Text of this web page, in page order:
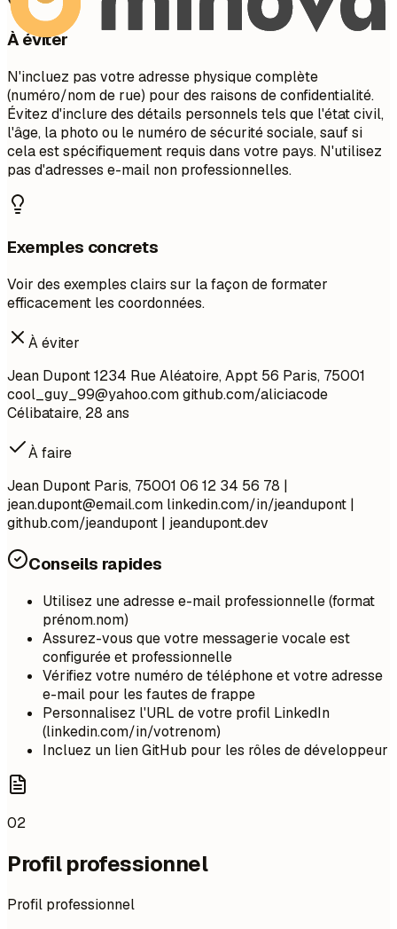
À éviter
N'incluez pas votre adresse physique complète
(numéro/nom de rue) pour des raisons de confidentialité.
Évitez d'inclure des détails personnels tels que l'état civil,
l'âge, la photo ou le numéro de sécurité sociale, sauf si
cela est spécifiquement requis dans votre pays. N'utilisez
pas d'adresses e-mail non professionnelles.
Exemples concrets
Voir des exemples clairs sur la façon de formater
efficacement les coordonnées.
À éviter
Jean Dupont 1234 Rue Aléatoire, Appt 56 Paris, 75001
cool_guy_99@yahoo.comgithub.com/aliciacode
Célibataire, 28 ans
À faire
Jean Dupont Paris, 75001 06 12 34 56 78 |
jean.dupont@email.com linkedin.com/in/jeandupont |
github.com/jeandupont | jeandupont.dev
Conseils rapides
Utilisez une adresse e-mail professionnelle (format
prénom.nom)
Assurez-vous que votre messagerie vocale est
configurée et professionnelle
Vérifiez votre numéro de téléphone et votre adresse
e-mail pour les fautes de frappe
Personnalisez l'URL de votre profil LinkedIn
(linkedin.com/in/votrenom)
Incluez un lien GitHub pour les rôles de développeur
02
Profil professionnel
Profil professionnel